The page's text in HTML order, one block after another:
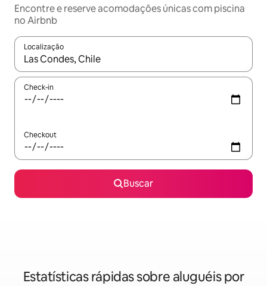
Encontre e reserve acomodações únicas com piscina
no Airbnb
Localização
Quando os resultados estiverem disponíveis, explore-os
Check-in
Checkout
Buscar
Estatísticas rápidas sobre aluguéis por